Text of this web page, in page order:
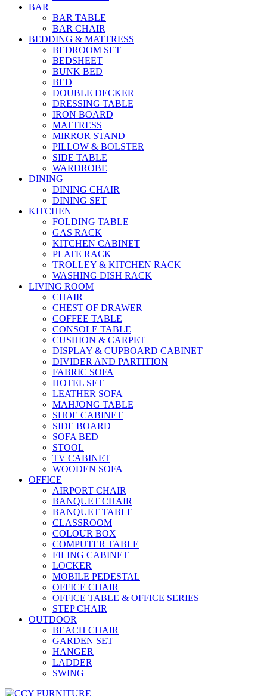
BAR
BAR TABLE
BAR CHAIR
BEDDING & MATTRESS
BEDROOM SET
BEDSHEET
BUNK BED
BED
DOUBLE DECKER
DRESSING TABLE
IRON BOARD
MATTRESS
MIRROR STAND
PILLOW & BOLSTER
SIDE TABLE
WARDROBE
DINING
DINING CHAIR
DINING SET
KITCHEN
FOLDING TABLE
GAS RACK
KITCHEN CABINET
PLATE RACK
TROLLEY & KITCHEN RACK
WASHING DISH RACK
LIVING ROOM
CHAIR
CHEST OF DRAWER
COFFEE TABLE
CONSOLE TABLE
CUSHION & CARPET
DISPLAY & CUPBOARD CABINET
DIVIDER AND PARTITION
FABRIC SOFA
HOTEL SET
LEATHER SOFA
MAHJONG TABLE
SHOE CABINET
SIDE BOARD
SOFA BED
STOOL
TV CABINET
WOODEN SOFA
OFFICE
AIRPORT CHAIR
BANQUET CHAIR
BANQUET TABLE
CLASSROOM
COLOUR BOX
COMPUTER TABLE
FILING CABINET
LOCKER
MOBILE PEDESTAL
OFFICE CHAIR
OFFICE TABLE & OFFICE SERIES
STEP CHAIR
OUTDOOR
BEACH CHAIR
GARDEN SET
HANGER
LADDER
SWING